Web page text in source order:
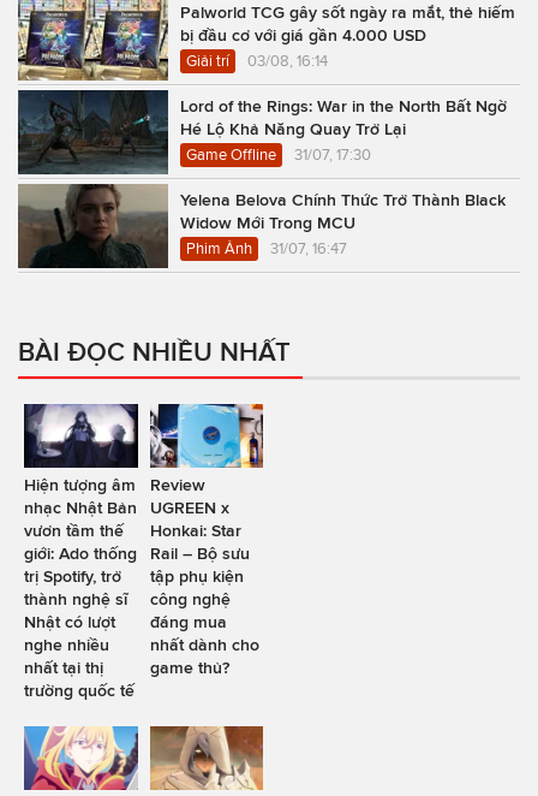
Palworld TCG gây sốt ngày ra mắt, thẻ hiếm
bị đầu cơ với giá gần 4.000 USD
Giải trí 03/08, 16:14
Lord of the Rings: War in the North Bất Ngờ
Hé Lộ Khả Năng Quay Trở Lại
Game Offline 31/07, 17:30
Yelena Belova Chính Thức Trở Thành Black
Widow Mới Trong MCU
Phim Ảnh 31/07, 16:47
BÀI ĐỌC NHIỀU NHẤT
Hiện tượng âm
nhạc Nhật Bản
vươn tầm thế
giới: Ado thống
trị Spotify, trở
thành nghệ sĩ
Nhật có lượt
nghe nhiều
nhất tại thị
trường quốc tế
Review
UGREEN x
Honkai: Star
Rail – Bộ sưu
tập phụ kiện
công nghệ
đáng mua
nhất dành cho
game thủ?